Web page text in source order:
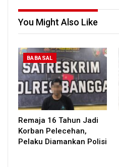
You Might Also Like
BABASAL
Remaja 16 Tahun Jadi
Korban Pelecehan,
Pelaku Diamankan Polisi